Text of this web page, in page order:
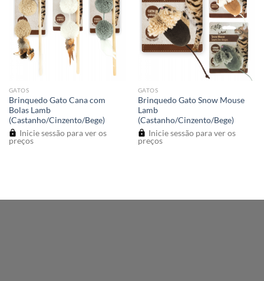
GATOS
Brinquedo Gato Cana com
Bolas Lamb
(Castanho/Cinzento/Bege)
Inicie sessão para ver os
preços
GATOS
Brinquedo Gato Snow Mouse
Lamb
(Castanho/Cinzento/Bege)
Inicie sessão para ver os
preços